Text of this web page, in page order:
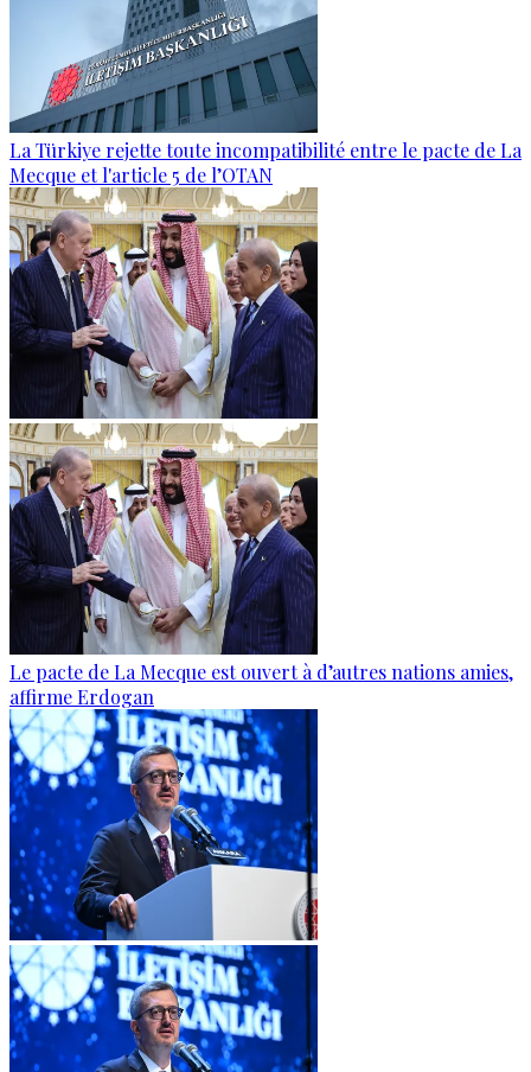
La Türkiye rejette toute incompatibilité entre le pacte de La
Mecque et l'article 5 de l’OTAN
Le pacte de La Mecque est ouvert à d’autres nations amies,
affirme Erdogan